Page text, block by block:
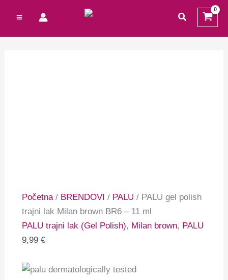
sadržaj
traži
Početna / BRENDOVI / PALU / PALU gel polish
trajni lak Milan brown BR6 – 11 ml
PALU trajni lak (Gel Polish), Milan brown, PALU
9,99€
Total: